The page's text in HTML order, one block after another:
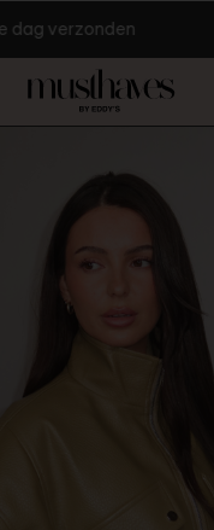
14 dagen retourrecht